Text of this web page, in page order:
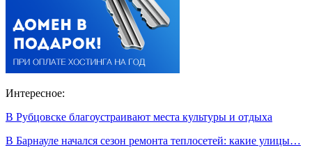
Интересное:
В Рубцовске благоустраивают места культуры и отдыха
В Барнауле начался сезон ремонта теплосетей: какие улицы…